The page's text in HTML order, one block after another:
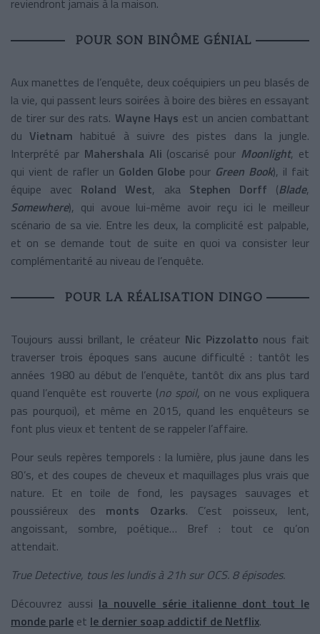
POUR SON BINÔME GÉNIAL
Aux manettes de l’enquête, deux coéquipiers un peu blasés de
la vie, qui passent leurs soirées à boire des bières en essayant
de tirer sur des rats. Wayne Hays est un ancien combattant
duVietnam habitué à suivre des pistes dans la jungle.
Interprété par Mahershala Ali (oscarisé pour Moonlight, et
qui vient de rafler un Golden Globe pour Green Book), il fait
équipe avec Roland West, aka Stephen Dorff (Blade,
Somewhere), qui avoue lui-même avoir reçu ici le meilleur
scénario de sa vie. Entre les deux, la complicité est palpable,
et on se demande tout de suite en quoi va consister leur
complémentarité au niveau de l’enquête.
POUR LA RÉALISATION DINGO
Toujours aussi brillant, le créateur Nic Pizzolatto nous fait
traverser trois époques sans aucune difficulté : tantôt les
années 1980 au début de l’enquête, tantôt dix ans plus tard
quand l’enquête est rouverte (no spoil, on ne vous expliquera
pas pourquoi), et même en 2015, quand les enquêteurs se
font plus vieux et tentent de se rappeler l’affaire.
Pour seuls repères temporels : la lumière, plus jaune dans les
80’s, et des coupes de cheveux et maquillages plus vrais que
nature. Et en toile de fond, les paysages sauvages et
poussiéreux des monts Ozarks. C’est poisseux, lent,
angoissant, sombre, poétique… Bref : tout ce qu’on
attendait.
True Detective, tous les lundis à 21h sur OCS. 8 épisodes.
Découvrez aussi la nouvelle série italienne dont tout le
monde parle et le dernier soap addictif de Netflix.